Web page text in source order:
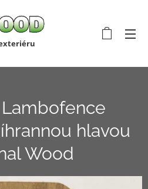
hlavou
Wood